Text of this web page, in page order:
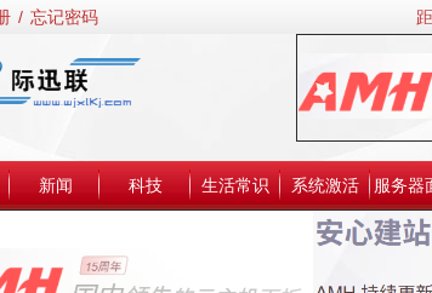
/ 忘记密码
新闻 科技 生活常识 系统激活 服务器